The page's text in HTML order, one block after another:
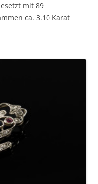
mit 89
ca. 3.10 Karat